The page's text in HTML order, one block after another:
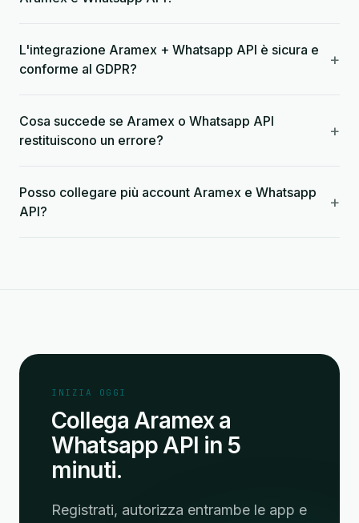
L'integrazione Aramex + Whatsapp API è sicura e
conforme al GDPR?
+
Cosa succede se Aramex o Whatsapp API
restituiscono un errore?
+
Posso collegare più account Aramex e Whatsapp
API?
+
INIZIA OGGI
Collega Aramex a
Whatsapp API in 5
minuti.
Registrati, autorizza entrambe le app e